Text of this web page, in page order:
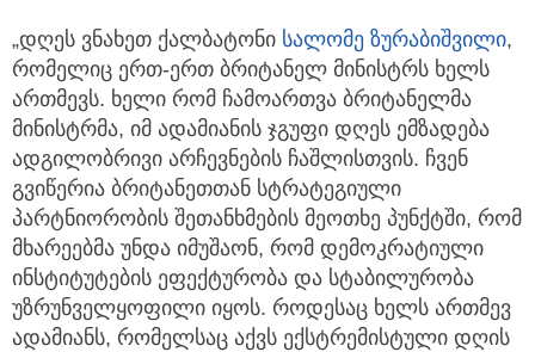
„დღეს ვნახეთ ქალბატონი სალომე ზურაბიშვილი,
რომელიც ერთ-ერთ ბრიტანელ მინისტრს ხელს
ართმევს. ხელი რომ ჩამოართვა ბრიტანელმა
მინისტრმა, იმ ადამიანის ჯგუფი დღეს ემზადება
ადგილობრივი არჩევნების ჩაშლისთვის. ჩვენ
გვიწერია ბრიტანეთთან სტრატეგიული
პარტნიორობის შეთანხმების მეოთხე პუნქტში, რომ
მხარეებმა უნდა იმუშაონ, რომ დემოკრატიული
ინსტიტუტების ეფექტურობა და სტაბილურობა
უზრუნველყოფილი იყოს. როდესაც ხელს ართმევ
ადამიანს, რომელსაც აქვს ექსტრემისტული დღის